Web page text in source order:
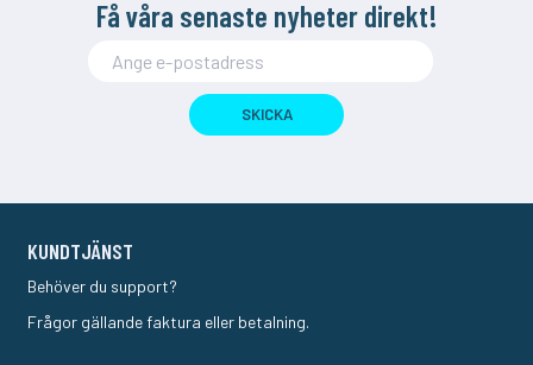
Få våra senaste nyheter direkt!
SKICKA
KUNDTJÄNST
Behöver du support?
Frågor gällande faktura eller betalning.